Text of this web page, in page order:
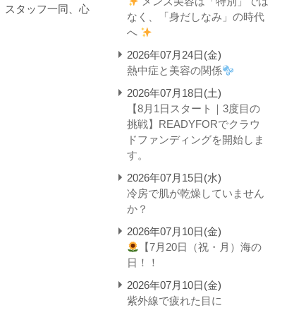
スタッフ一同、心
なく、「身だしなみ」の時代
へ
2026年07月24日(金)
熱中症と美容の関係
2026年07月18日(土)
【8月1日スタート｜3度目の
挑戦】READYFORでクラウ
ドファンディングを開始しま
す。
2026年07月15日(水)
冷房で肌が乾燥していません
か？
2026年07月10日(金)
【7月20日（祝・月）海の
日！！
2026年07月10日(金)
紫外線で疲れた目に